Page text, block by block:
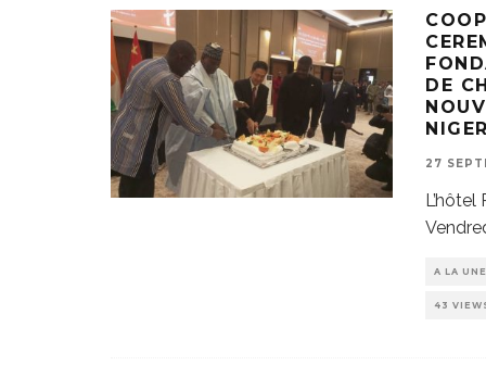
DE
27
A LA UNE
43